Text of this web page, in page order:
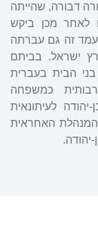
דבורה, שהייתה
לאחר מכן ביקש
והם נישאו בשנת 1892. במעמד זה גם עברתה
ישראל. בביתם
הבית בעברית
כמשפחה
לעיתונאית
המנהלת האחראית
יהודה.